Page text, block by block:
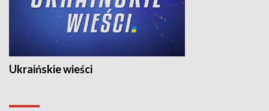
Ukraińskie wieści